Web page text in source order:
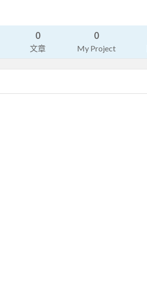
0
文章
0
My Project